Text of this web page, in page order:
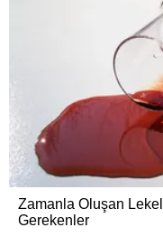
Zamanla Oluşan
Gerekenler